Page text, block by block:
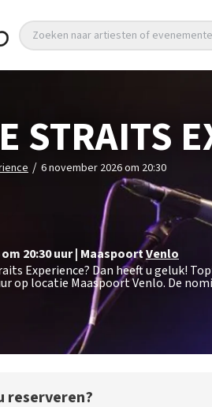
Zoeken naar artiesten of
STRAITS
/ 6 november 2026 om 20:30
20:30uur| MaaspoortVenlo
Experience? Dan heeft u geluk!
op locatie Maaspoort Venlo. De
reserveren?